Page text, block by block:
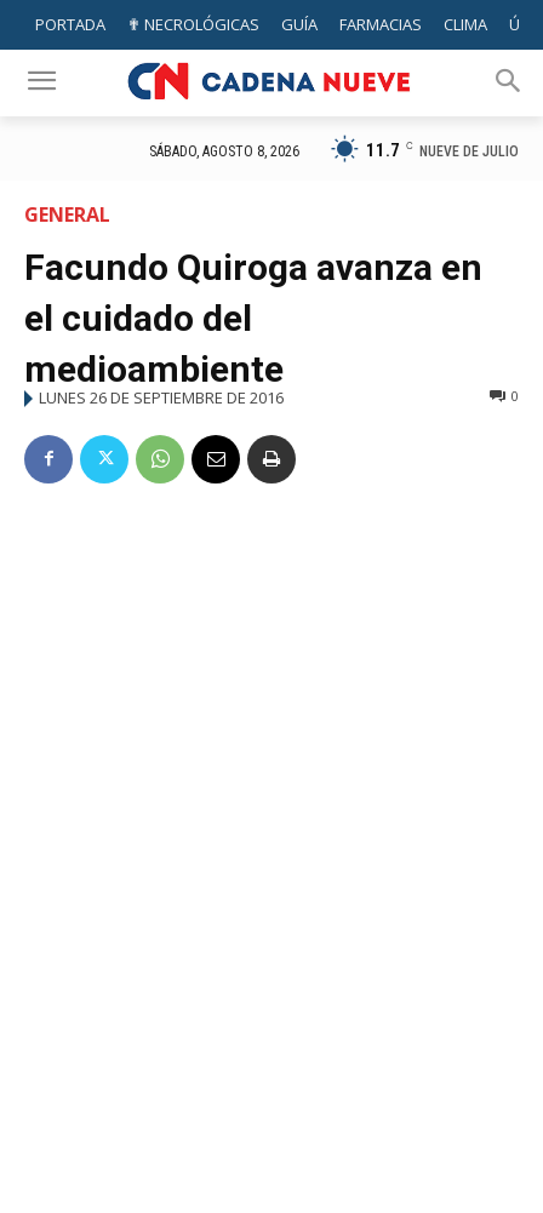
PORTADA ✟ NECROLÓGICAS GUÍA FARMACIAS CLIMA
SÁBADO, AGOSTO 8, 2026 11.7 C NUEVE DE JULIO
GENERAL
Facundo Quiroga avanza en
el cuidado del
medioambiente
LUNES 26 DE SEPTIEMBRE DE 2016 0